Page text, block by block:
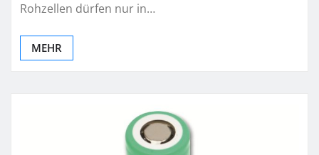
Rohzellen dürfen nur in…
MEHR